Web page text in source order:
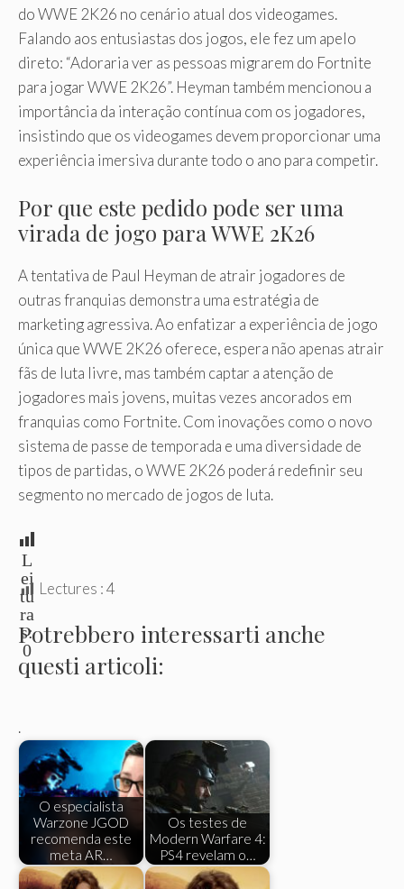
do WWE 2K26 no cenário atual dos videogames.
Falando aos entusiastas dos jogos, ele fez um apelo
direto: “Adoraria ver as pessoas migrarem do Fortnite
para jogar WWE 2K26”. Heyman também mencionou a
importância da interação contínua com os jogadores,
insistindo que os videogames devem proporcionar uma
experiência imersiva durante todo o ano para competir.
Por que este pedido pode ser uma
virada de jogo para WWE 2K26
A tentativa de Paul Heyman de atrair jogadores de
outras franquias demonstra uma estratégia de
marketing agressiva. Ao enfatizar a experiência de jogo
única que WWE 2K26 oferece, espera não apenas atrair
fãs de luta livre, mas também captar a atenção de
jogadores mais jovens, muitas vezes ancorados em
franquias como Fortnite. Com inovações como o novo
sistema de passe de temporada e uma diversidade de
tipos de partidas, o WWE 2K26 poderá redefinir seu
segmento no mercado de jogos de luta.
L
ei
tu
ra
s:
0
Lectures :4
Potrebbero interessarti anche
questi articoli:
.
O especialista
Warzone JGOD
recomenda este
meta AR…
Os testes de
Modern Warfare 4:
PS4 revelam o…